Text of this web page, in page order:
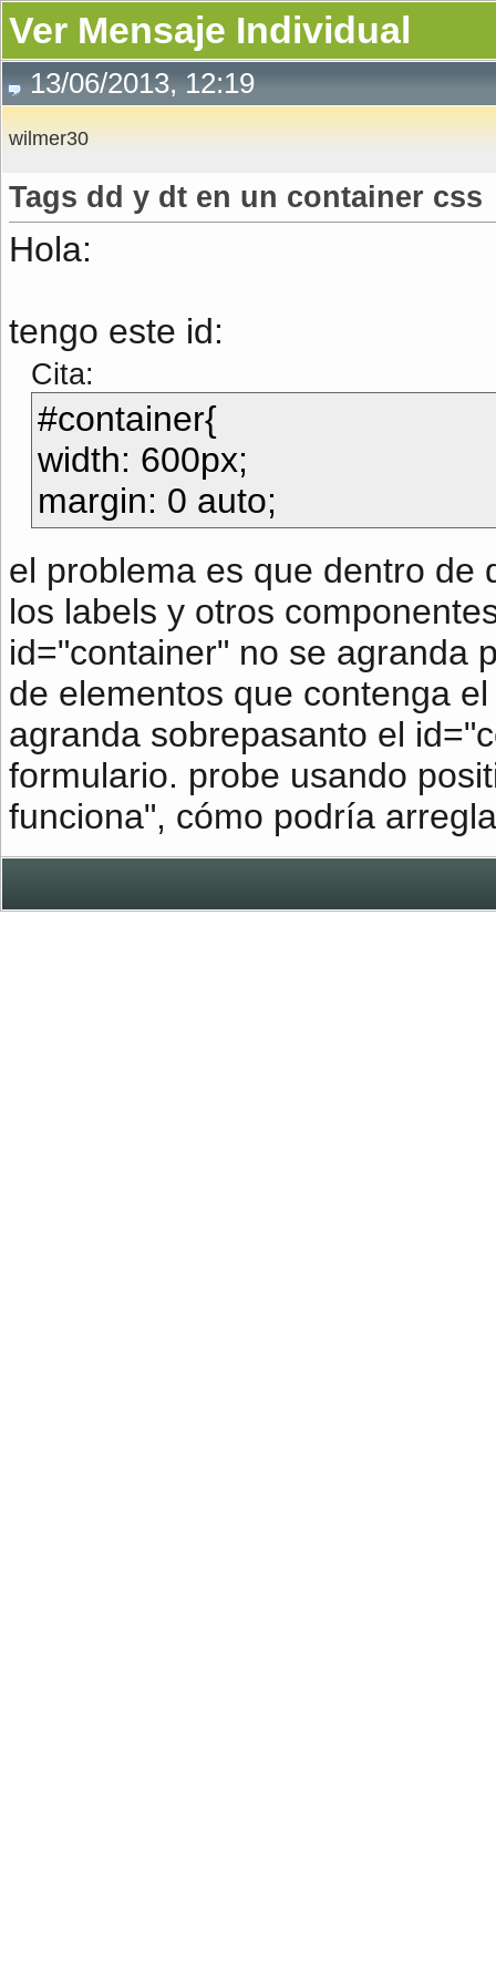
Ver Mensaje Individual
13/06/2013, 12:19
wilmer30
Tags dd y dt en un container css
Hola:
tengo este id:
Cita:
#container{
width: 600px;
margin: 0 auto;
el problema es que dentro de
los labels y otros
id="container" no se agranda
de elementos que contenga
agranda sobrepasanto el
formulario. probe usando
funciona", cómo podría